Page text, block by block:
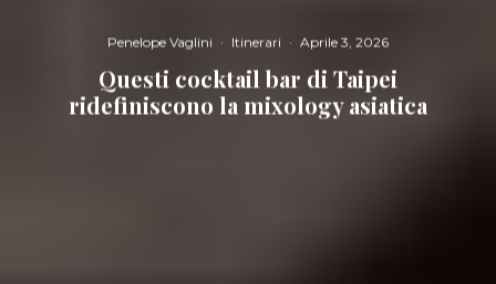
Penelope Vaglini · Itinerari · Aprile 3, 2026
Questi cocktail bar di Taipei
ridefiniscono la mixology asiatica